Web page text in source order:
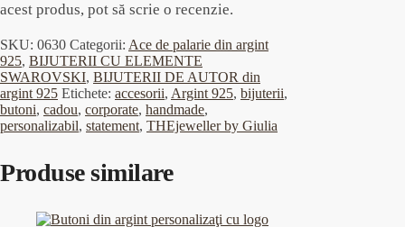
acest produs, pot să scrie o recenzie.
SKU: 0630 Categorii: Ace de palarie din argint
925, BIJUTERII CU ELEMENTE
SWAROVSKI, BIJUTERII DE AUTOR din
argint 925 Etichete: accesorii, Argint 925, bijuterii,
butoni, cadou, corporate, handmade,
personalizabil, statement, THEjeweller by Giulia
Produse similare